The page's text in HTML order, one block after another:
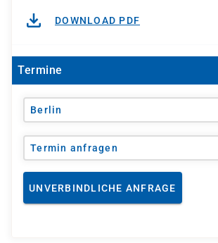
DOWNLOAD PDF
Termine
Berlin
Termin anfragen
UNVERBINDLICHE ANFRAGE